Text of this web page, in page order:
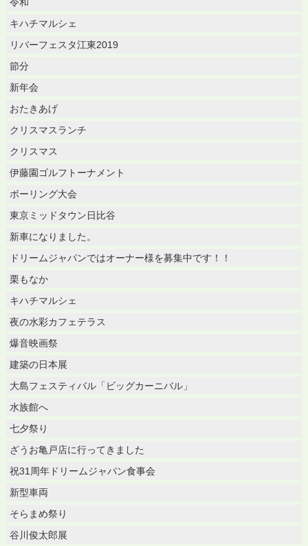
キハチマルシェ
リバーフェスタ江東2019
節分
新年会
おたきあげ
クリスマスランチ
クリスマス
伊藤園ゴルフトーナメント
ボーリング大会
東京ミッドタウン日比谷
新車になりました。
ドリームジャパンではオーナー様を募集中です！！
栗もなか
キハチマルシェ
夜の水彩カフェテラス
爆音映画祭
建築の日本展
大島フェスティバル「ビッグカーニバル」
水族館へ
七夕祭り
ざうお亀戸店に行ってきました
祝31周年ドリームジャパン食事会
新型車両
そらまめ祭り
谷川俊太郎展